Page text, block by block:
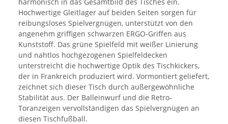
Hochwertige Gleitlager auf beiden Seiten sorgen für
reibungsloses Spielvergnügen, unterstützt von den
angenehm griffigen schwarzen ERGO-Griffen aus
Kunststoff. Das grüne Spielfeld mit weißer Linierung
und nahtlos hochgezogenen Spielfeldecken
unterstreicht die hochwertige Optik des Tischkickers,
der in Frankreich produziert wird. Vormontiert geliefert,
zeichnet sich dieser Tisch durch außergewöhnliche
Stabilität aus. Der Balleinwurf und die Retro-
Toranzeigen vervollständigen das Spielvergnügen an
diesen Tischfußball.